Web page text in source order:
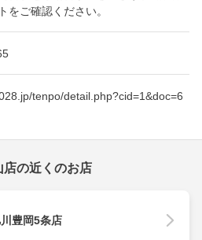
をご確認ください。
tenpo/detail.php?cid=1&doc=6
の近くのお店
豊岡5条店